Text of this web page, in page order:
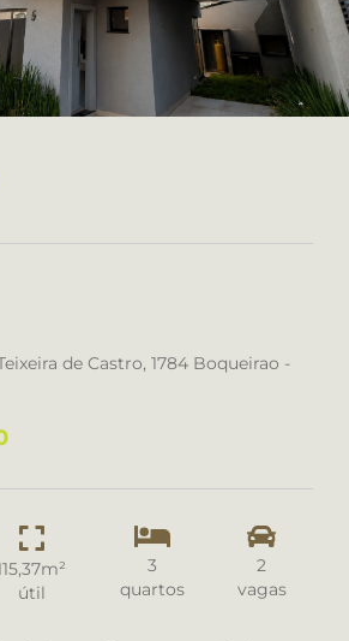
Geral: (41) 3022 2400
Locação: (41) 3022 2400
de Castro, 1784 Boqueirao -
útil
3
quartos
2
vagas